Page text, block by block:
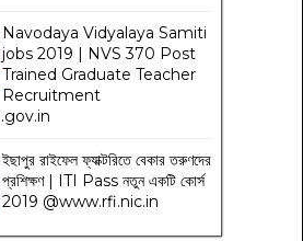
Navodaya Vidyalaya Samiti
jobs 2019 | NVS 370 Post
Trained Graduate Teacher
Recruitment
ইছাপুর রাইফেল ফ্যাক্টরিতে বেকার তরুণদের
প্রশিক্ষণ | ITI Pass নতুন একটি কোর্স
2019 @www.rfi.nic.in